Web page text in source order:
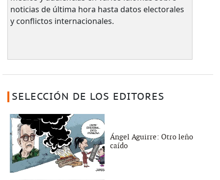
noticias de última hora hasta datos electorales
y conflictos internacionales.
SELECCIÓN DE LOS EDITORES
Ángel Aguirre: Otro leño
caído